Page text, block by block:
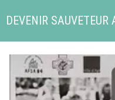
DEVENIR SAUVETEUR